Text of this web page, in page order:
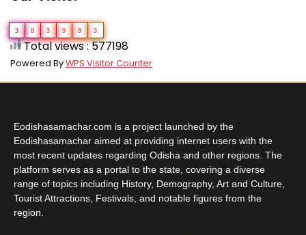
3 0 3 9 9 3
Total views : 577198
Powered ByWPS Visitor Counter
Eodishasamachar.com is a project launched by the
Eodishasamachar aimed at providing internet users with the
most recent updates regarding Odisha and other regions. The
platform serves as a portal to the state, covering a diverse
range of topics including History, Demography, Art and Culture,
Tourist Attractions, Festivals, and notable figures from the
region.